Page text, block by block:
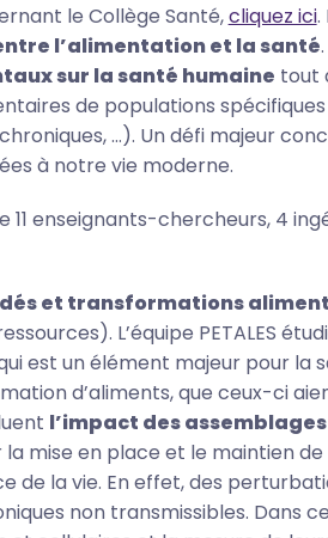
le Collège Santé,cliquez ici.
l’alimentation et la santé
sur la santé humaine tout
de populations
…). Un défi majeur
à notre vie moderne.
11 enseignants-chercheurs, 4
et transformations
L’équipe PETALES
est un élément majeur pour la
d’aliments, que ceux-ci
l’impact des
mise en place et le maintien
de la vie. En effet, des
non transmissibles. Dans